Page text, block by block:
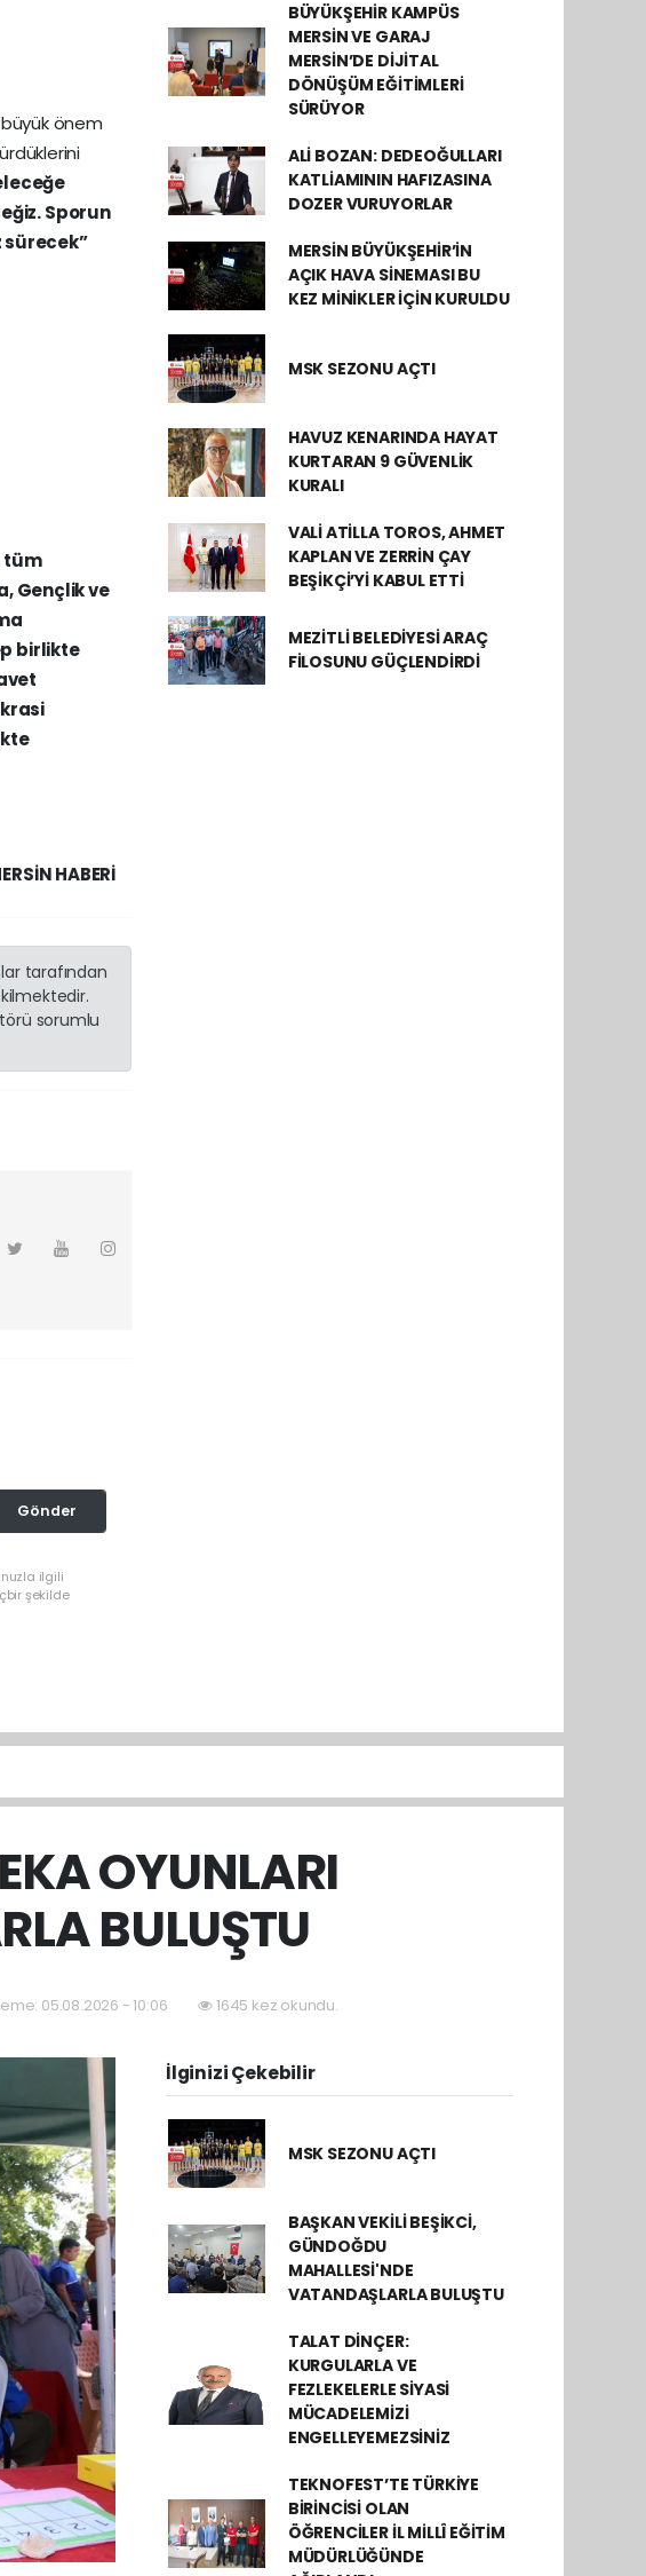
önem
Sporun
sürecek”
tüm
Gençlik ve
birlikte
HABERİ
tarafından
sorumlu
Gönder
ilgili
şekilde
BÜYÜKŞEHİR KAMPÜS
MERSİN VE GARAJ
MERSİN’DE DİJİTAL
DÖNÜŞÜM EĞİTİMLERİ
SÜRÜYOR
ALİ BOZAN: DEDEOĞULLARI
KATLİAMININ HAFIZASINA
DOZER VURUYORLAR
MERSİN BÜYÜKŞEHİR’İN
AÇIK HAVA SİNEMASI BU
KEZ MİNİKLER İÇİN KURULDU
MSK SEZONU AÇTI
HAVUZ KENARINDA HAYAT
KURTARAN 9 GÜVENLİK
KURALI
VALİ ATİLLA TOROS, AHMET
KAPLAN VE ZERRİN ÇAY
BEŞİKÇİ’Yİ KABUL ETTİ
MEZİTLİ BELEDİYESİ ARAÇ
FİLOSUNU GÜÇLENDİRDİ
OYUNLARI
BULUŞTU
05.08.2026 - 10:06 1645 kez okundu.
İlginizi Çekebilir
MSK SEZONU AÇTI
BAŞKAN VEKİLİ BEŞİKCİ,
GÜNDOĞDU
MAHALLESİ'NDE
VATANDAŞLARLA BULUŞTU
TALAT DİNÇER:
KURGULARLA VE
FEZLEKELERLE SİYASİ
MÜCADELEMİZİ
ENGELLEYEMEZSİNİZ
TEKNOFEST’TE TÜRKİYE
BİRİNCİSİ OLAN
ÖĞRENCİLER İL MİLLÎ EĞİTİM
MÜDÜRLÜĞÜNDE